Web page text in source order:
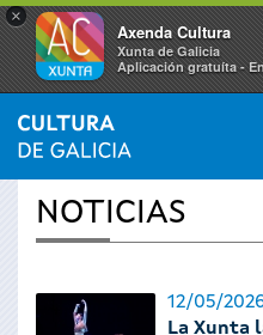
×
Axenda Cultura
Xunta de Galicia
Aplicación gratuíta -
Se
encuentra
usted
INICIO › ACTUALIDAD
NOTICIAS
12/05/
La Xunta